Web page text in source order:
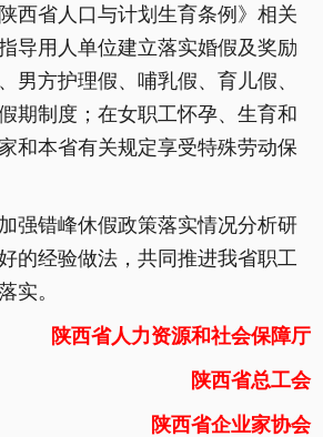
省人口与计划生育条例》相关
导用人单位建立落实婚假及奖励
男方护理假、哺乳假、育儿假、
期制度；在女职工怀孕、生育和
和本省有关规定享受特殊劳动保
错峰休假政策落实情况分析研
的经验做法，共同推进我省职工
实。
陕西省人力资源和社会保障厅
陕西省总工会
陕西省企业家协会